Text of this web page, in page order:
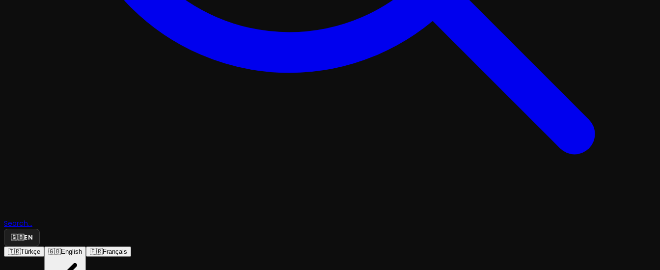
Search...
🇬🇧EN
🇹🇷Türkçe 🇬🇧English 🇫🇷Français
Fairfly